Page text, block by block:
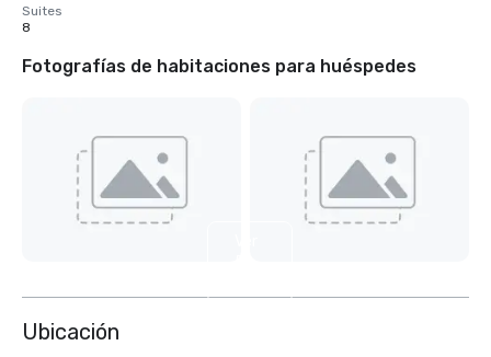
Suites
8
Fotografías de habitaciones para huéspedes
Ubicación